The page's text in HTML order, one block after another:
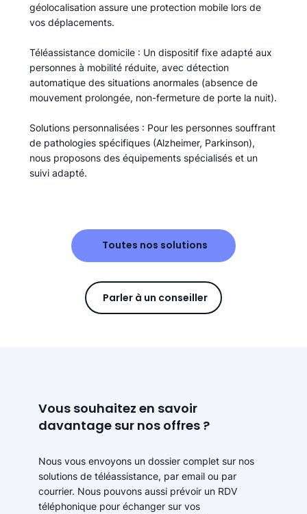
géolocalisation assure une protection mobile lors de
vos déplacements.
Téléassistance domicile : Un dispositif fixe adapté aux
personnes à mobilité réduite, avec détection
automatique des situations anormales (absence de
mouvement prolongée, non-fermeture de porte la nuit).
Solutions personnalisées : Pour les personnes souffrant
de pathologies spécifiques (Alzheimer, Parkinson),
nous proposons des équipements spécialisés et un
suivi adapté.
Toutes nos solutions
Parler à un conseiller
Vous souhaitez en savoir
davantage sur nos offres ?
Nous vous envoyons un dossier complet sur nos
solutions de téléassistance, par email ou par
courrier. Nous pouvons aussi prévoir un RDV
téléphonique pour échanger sur vos